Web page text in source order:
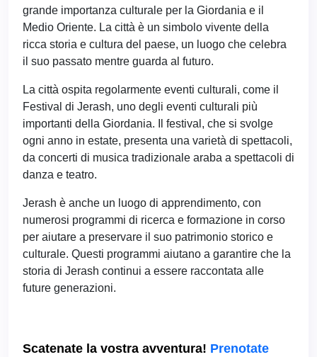
grande importanza culturale per la Giordania e il
Medio Oriente. La città è un simbolo vivente della
ricca storia e cultura del paese, un luogo che celebra
il suo passato mentre guarda al futuro.
La città ospita regolarmente eventi culturali, come il
Festival di Jerash, uno degli eventi culturali più
importanti della Giordania. Il festival, che si svolge
ogni anno in estate, presenta una varietà di spettacoli,
da concerti di musica tradizionale araba a spettacoli di
danza e teatro.
Jerash è anche un luogo di apprendimento, con
numerosi programmi di ricerca e formazione in corso
per aiutare a preservare il suo patrimonio storico e
culturale. Questi programmi aiutano a garantire che la
storia di Jerash continui a essere raccontata alle
future generazioni.
Scatenate la vostra avventura! Prenotate